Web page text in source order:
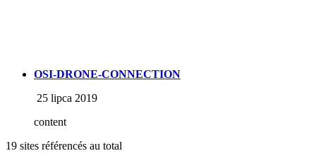
OSI-DRONE-CONNECTION
25 lipca 2019
content
19 sites référencés au total